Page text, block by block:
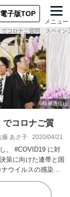
電子版TOP
メニュー
コロナご質問 スペイン
でコロナご質
藤 あさ子 2020/04/21
、 #COVID19 に対
策に向けた連帯と国
ウイルスの感染者